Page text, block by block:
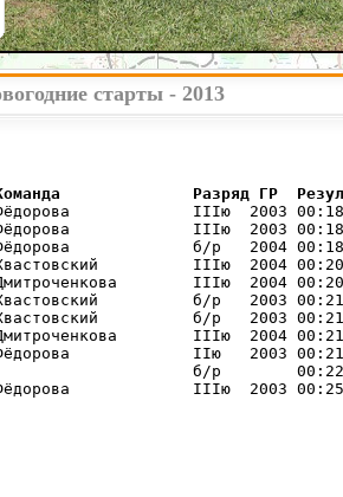
старты - 2013
Разряд ГР
IIIю  2003
IIIю  2003
б/р   2004
IIIю  2004
IIIю  2004
б/р   2003
б/р   2003
IIIю  2004
IIю   2003
б/р
IIIю  2003